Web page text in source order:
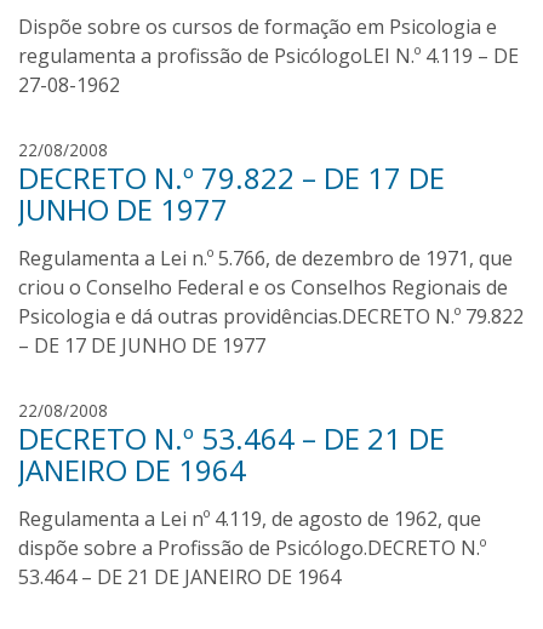
r
a
n
O
l
r
Dispõe sobre os cursos de formação em Psicologia e
regulamenta a profissão de PsicólogoLEI N.º 4.119 – DE
27-08-1962
22/08/2008
v
a
O
l
i
v
e
DECRETO N.º 79.822 – DE 17 DE
JUNHO DE 1977
Regulamenta a Lei n.º 5.766, de dezembro de 1971, que
criou o Conselho Federal e os Conselhos Regionais de
Psicologia e dá outras providências.DECRETO N.º 79.822
– DE 17 DE JUNHO DE 1977
22/08/2008
v
a
n
O
l
i
DECRETO N.º 53.464 – DE 21 DE
JANEIRO DE 1964
Regulamenta a Lei nº 4.119, de agosto de 1962, que
dispõe sobre a Profissão de Psicólogo.DECRETO N.º
53.464 – DE 21 DE JANEIRO DE 1964